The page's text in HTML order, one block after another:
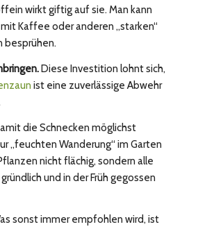
wirkt giftig auf sie. Man kann
Kaffee oder anderen „starken“
besprühen.
Diese Investition lohnt sich,
ist eine zuverlässige Abwehr
die Schnecken möglichst
„feuchten Wanderung“ im Garten
nicht flächig, sondern alle
und in der Früh gegossen
sonst immer empfohlen wird, ist